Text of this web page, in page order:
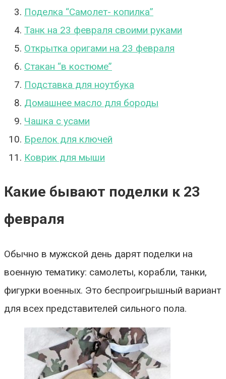
Поделка “Самолет- копилка”
Танк на 23 февраля своими руками
Открытка оригами на 23 февраля
Стакан “в костюме”
Подставка для ноутбука
Домашнее масло для бороды
Чашка с усами
Брелок для ключей
Коврик для мыши
Какие бывают поделки к 23
февраля
Обычно в мужской день дарят поделки на
военную тематику: самолеты, корабли, танки,
фигурки военных. Это беспроигрышный вариант
для всех представителей сильного пола.